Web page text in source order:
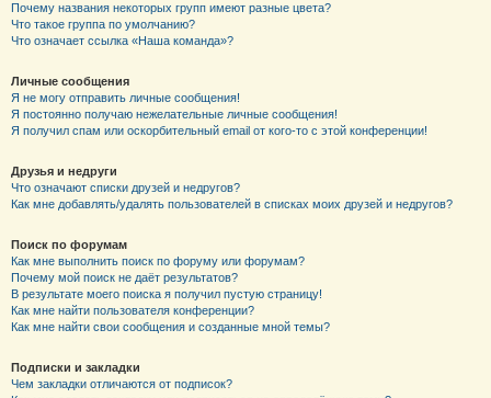
Почему названия некоторых групп имеют разные цвета?
Что такое группа по умолчанию?
Что означает ссылка «Наша команда»?
Личные сообщения
Я не могу отправить личные сообщения!
Я постоянно получаю нежелательные личные сообщения!
Я получил спам или оскорбительный email от кого-то с этой конференции!
Друзья и недруги
Что означают списки друзей и недругов?
Как мне добавлять/удалять пользователей в списках моих друзей и недругов?
Поиск по форумам
Как мне выполнить поиск по форуму или форумам?
Почему мой поиск не даёт результатов?
В результате моего поиска я получил пустую страницу!
Как мне найти пользователя конференции?
Как мне найти свои сообщения и созданные мной темы?
Подписки и закладки
Чем закладки отличаются от подписок?